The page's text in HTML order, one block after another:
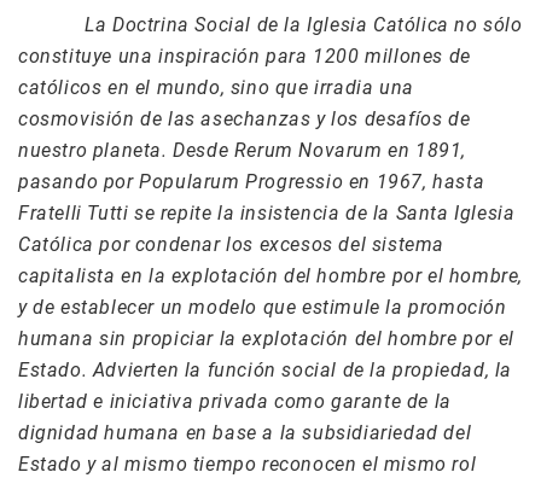
La Doctrina Social de la Iglesia Católica no sólo
constituye una inspiración para 1200 millones de
católicos en el mundo, sino que irradia una
cosmovisión de las asechanzas y los desafíos de
nuestro planeta. Desde Rerum Novarum en 1891,
pasando por Popularum Progressio en 1967, hasta
Fratelli Tutti se repite la insistencia de la Santa Iglesia
Católica por condenar los excesos del sistema
capitalista en la explotación del hombre por el hombre,
y de establecer un modelo que estimule la promoción
humana sin propiciar la explotación del hombre por el
Estado. Advierten la función social de la propiedad, la
libertad e iniciativa privada como garante de la
dignidad humana en base a la subsidiariedad del
Estado y al mismo tiempo reconocen el mismo rol